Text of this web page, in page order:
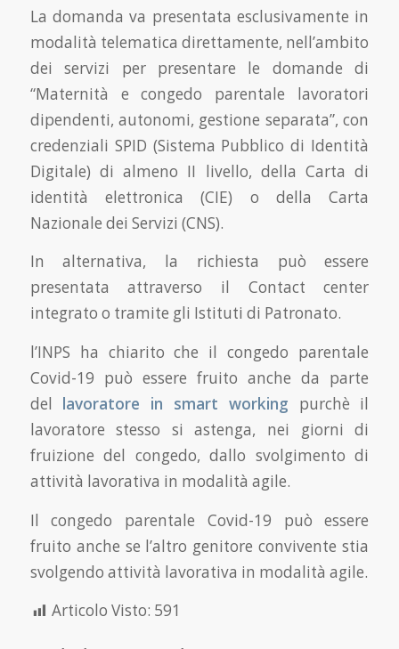
La domanda va presentata esclusivamente in
modalità telematica direttamente, nell’ambito
dei servizi per presentare le domande di
“Maternità e congedo parentale lavoratori
dipendenti, autonomi, gestione separata”, con
credenziali SPID (Sistema Pubblico di Identità
Digitale) di almeno II livello, della Carta di
identità elettronica (CIE) o della Carta
Nazionale dei Servizi (CNS).
In alternativa, la richiesta può essere
presentata attraverso il Contact center
integrato o tramite gli Istituti di Patronato.
l’INPS ha chiarito che il congedo parentale
Covid-19 può essere fruito anche da parte
del lavoratore in smart working purchè il
lavoratore stesso si astenga, nei giorni di
fruizione del congedo, dallo svolgimento di
attività lavorativa in modalità agile.
Il congedo parentale Covid-19 può essere
fruito anche se l’altro genitore convivente stia
svolgendo attività lavorativa in modalità agile.
Articolo Visto: 591